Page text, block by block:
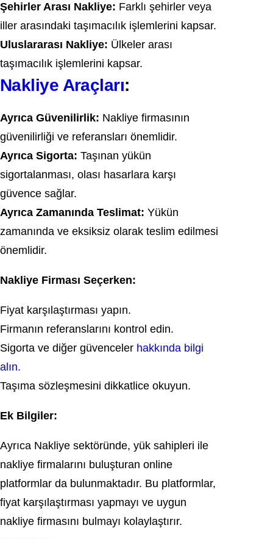
Şehirler Arası Nakliye: Farklı şehirler veya
iller arasındaki taşımacılık işlemlerini kapsar.
Uluslararası Nakliye: Ülkeler arası
taşımacılık işlemlerini kapsar.
Nakliye Araçları:
Ayrıca Güvenilirlik: Nakliye firmasının
güvenilirliği ve referansları önemlidir.
Ayrıca Sigorta: Taşınan yükün
sigortalanması, olası hasarlara karşı
güvence sağlar.
Ayrıca Zamanında Teslimat: Yükün
zamanında ve eksiksiz olarak teslim edilmesi
önemlidir.
Nakliye Firması Seçerken:
Fiyat karşılaştırması yapın.
Firmanın referanslarını kontrol edin.
Sigorta ve diğer güvenceler hakkında bilgi
alın.
Taşıma sözleşmesini dikkatlice okuyun.
Ek Bilgiler:
Ayrıca Nakliye sektöründe, yük sahipleri ile
nakliye firmalarını buluşturan online
platformlar da bulunmaktadır. Bu platformlar,
fiyat karşılaştırması yapmayı ve uygun
nakliye firmasını bulmayı kolaylaştırır.